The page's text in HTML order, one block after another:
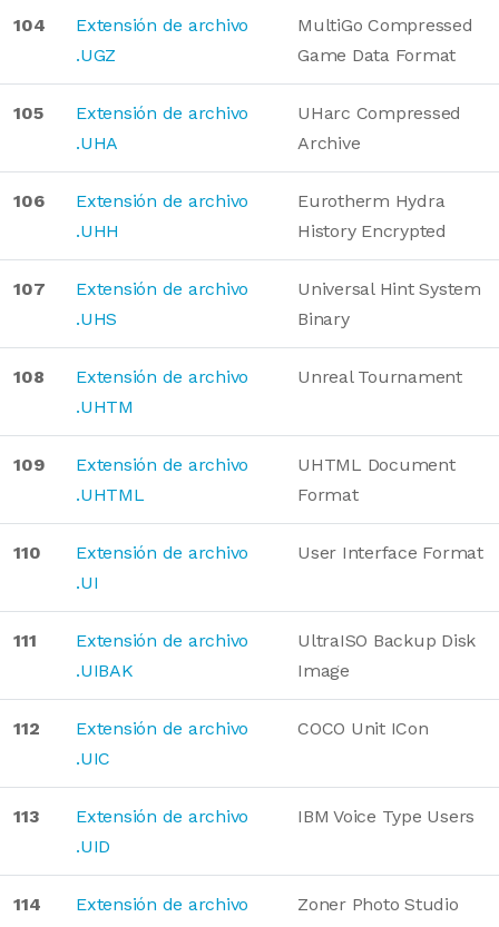
104
Extensión de archivo
.UGZ
MultiGo Compressed
Game Data Format
105
Extensión de archivo
.UHA
UHarc Compressed
Archive
106
Extensión de archivo
.UHH
Eurotherm Hydra
History Encrypted
107
Extensión de archivo
.UHS
Universal Hint System
Binary
108
Extensión de archivo
.UHTM
Unreal Tournament
109
Extensión de archivo
.UHTML
UHTML Document
Format
110
Extensión de archivo
.UI
User Interface Format
111
Extensión de archivo
.UIBAK
UltraISO Backup Disk
Image
112
Extensión de archivo
.UIC
COCO Unit ICon
113
Extensión de archivo
.UID
IBM Voice Type Users
114
Extensión de archivo
Zoner Photo Studio